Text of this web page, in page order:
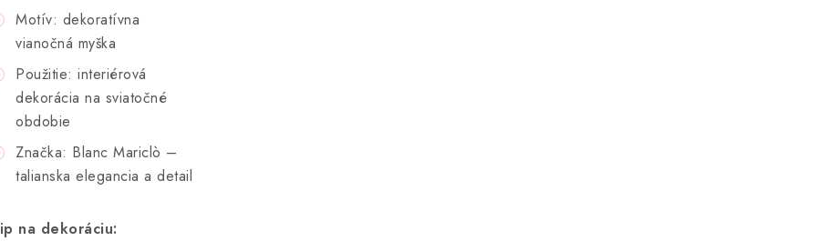
Motív: dekoratívna
vianočná myška
Použitie: interiérová
dekorácia na sviatočné
obdobie
Značka: Blanc Mariclò –
talianska elegancia a detail
na dekoráciu: